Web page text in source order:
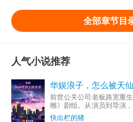
全部章节目
人气小说推荐
华娱浪子，怎么被天
前世公关公司老板路宽重
雕》剧组。从演员到导演
至成为资...
快出栏的猪